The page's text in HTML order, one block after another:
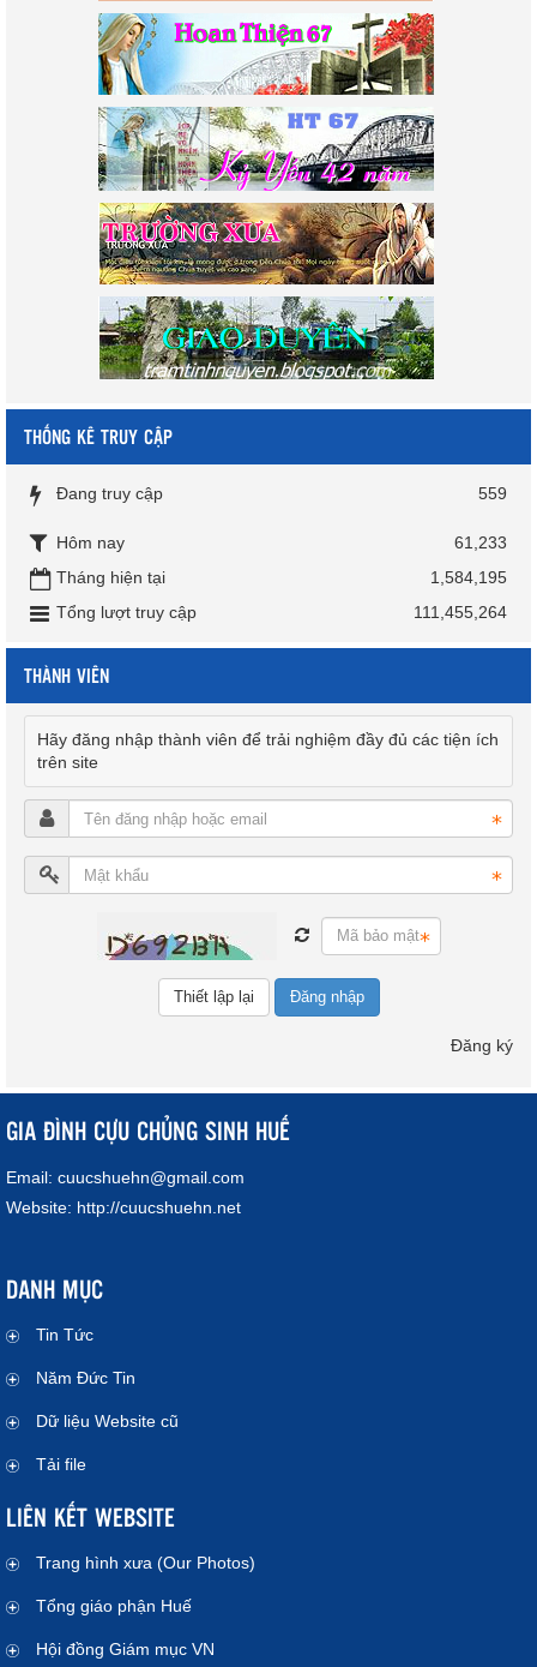
THỐNG KÊ TRUY CẬP
Đang truy cập 559
Hôm nay
61,233
Tháng hiện tại
1,584,195
Tổng lượt truy cập
111,455,264
THÀNH VIÊN
Hãy đăng nhập thành viên để trải nghiệm đầy đủ các tiện ích
trên site
Đăng nhập
Đăng ký
GIA ĐÌNH CỰU CHỦNG SINH HUẾ
Email: cuucshuehn@gmail.com
Website: http://cuucshuehn.net
DANH MỤC
Tin Tức
Năm Đức Tin
Dữ liệu Website cũ
Tải file
LIÊN KẾT WEBSITE
Trang hình xưa (Our Photos)
Tổng giáo phận Huế
Hội đồng Giám mục VN